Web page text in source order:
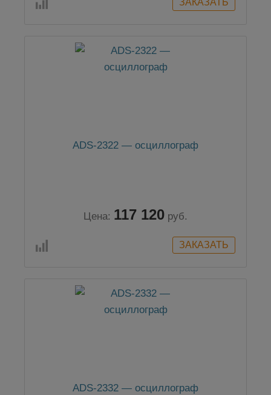
ADS-2322 — осциллограф
Цена: 117 120 руб.
ADS-2332 — осциллограф